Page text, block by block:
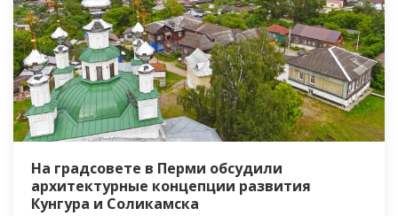
На градсовете в Перми обсудили
архитектурные концепции развития
Кунгура и Соликамска